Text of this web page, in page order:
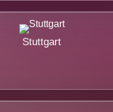
Stuttgart